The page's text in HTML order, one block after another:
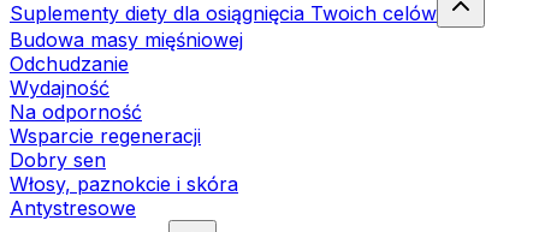
Suplementy diety dla osiągnięcia Twoich celów
Budowa masy mięśniowej
Odchudzanie
Wydajność
Na odporność
Wsparcie regeneracji
Dobry sen
Włosy, paznokcie i skóra
Antystresowe